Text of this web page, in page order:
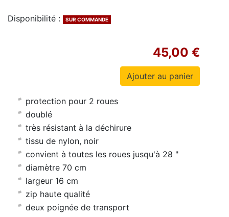
Disponibilité : SUR COMMANDE
45,00 €
protection pour 2 roues
doublé
très résistant à la déchirure
tissu de nylon, noir
convient à toutes les roues jusqu'à 28 "
diamètre 70 cm
largeur 16 cm
zip haute qualité
deux poignée de transport